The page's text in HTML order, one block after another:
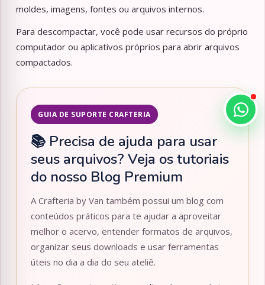
moldes, imagens, fontes ou arquivos internos.
Para descompactar, você pode usar recursos do próprio
computador ou aplicativos próprios para abrir arquivos
compactados.
GUIA DE SUPORTE CRAFTERIA
📚 Precisa de ajuda para usar
seus arquivos? Veja os tutoriais
do nosso Blog Premium
A Crafteria by Van também possui um blog com
conteúdos práticos para te ajudar a aproveitar
melhor o acervo, entender formatos de arquivos,
organizar seus downloads e usar ferramentas
úteis no dia a dia do seu ateliê.